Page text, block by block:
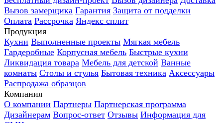
Вызов замерщика Гарантия Защита от подделки
Оплата Рассрочка Яндекс сплит
Продукция
Кухни Выполненные проекты Мягкая мебель
Гардеробные Корпусная мебель Быстрые кухни
Ликвидация товара Мебель для детской Ванные
комнаты Столы и стулья Бытовая техника Аксессуары
Распродажа образцов
Компания
О компании Партнеры Партнерская программа
Дизайнерам Вопрос-ответ Отзывы Информация для